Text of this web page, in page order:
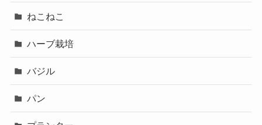
ねこねこ
ハーブ栽培
バジル
パン